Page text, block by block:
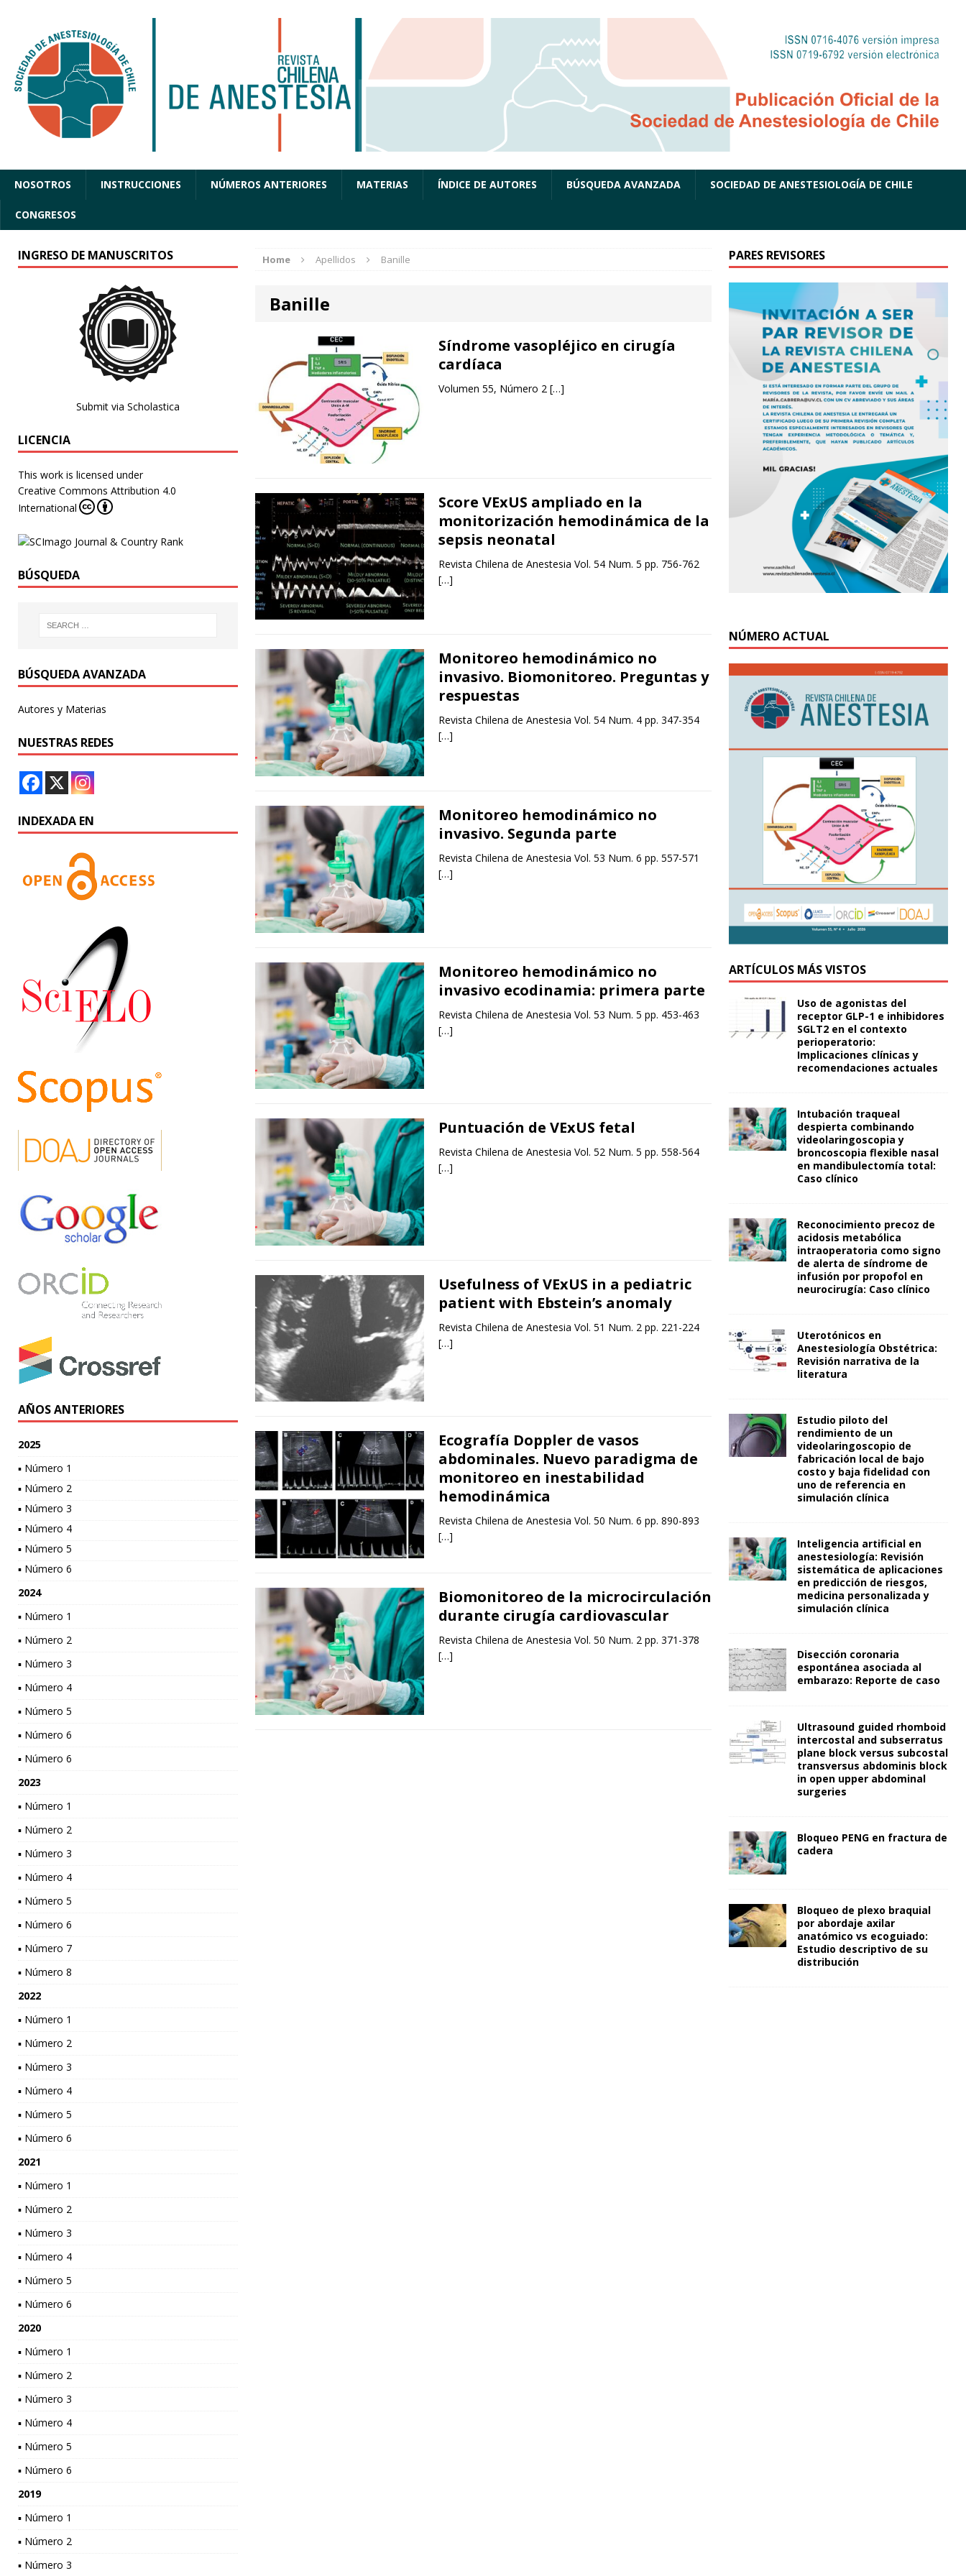
NOSOTROS INSTRUCCIONES NÚMEROS ANTERIORES MATERIAS ÍNDICE DE AUTORES BÚSQUEDA AVANZADA SOCIEDAD DE ANESTESIOLOGÍA DE CHILE
CONGRESOS
Home Apellidos Banille
Banille
Síndrome vasopléjico en cirugía
cardíaca
Volumen 55, Número 2 […]
Score VExUS ampliado en la
monitorización hemodinámica de la
sepsis neonatal
Revista Chilena de Anestesia Vol. 54 Num. 5 pp. 756-762
[…]
Monitoreo hemodinámico no
invasivo. Biomonitoreo. Preguntas y
respuestas
Revista Chilena de Anestesia Vol. 54 Num. 4 pp. 347-354
[…]
Monitoreo hemodinámico no
invasivo. Segunda parte
Revista Chilena de Anestesia Vol. 53 Num. 6 pp. 557-571
[…]
Monitoreo hemodinámico no
invasivo ecodinamia: primera parte
Revista Chilena de Anestesia Vol. 53 Num. 5 pp. 453-463
[…]
Puntuación de VExUS fetal
Revista Chilena de Anestesia Vol. 52 Num. 5 pp. 558-564
[…]
Usefulness of VExUS in a pediatric
patient with Ebstein’s anomaly
Revista Chilena de Anestesia Vol. 51 Num. 2 pp. 221-224
[…]
Ecografía Doppler de vasos
abdominales. Nuevo paradigma de
monitoreo en inestabilidad
hemodinámica
Revista Chilena de Anestesia Vol. 50 Num. 6 pp. 890-893
[…]
Biomonitoreo de la microcirculación
durante cirugía cardiovascular
Revista Chilena de Anestesia Vol. 50 Num. 2 pp. 371-378
[…]
INGRESO DE MANUSCRITOS
Submit via Scholastica
LICENCIA
This work is licensed under
Creative Commons Attribution 4.0
International
BÚSQUEDA
BÚSQUEDA AVANZADA
Autores y Materias
NUESTRAS REDES
INDEXADA EN
AÑOS ANTERIORES
2025
▪ Número 1
▪ Número 2
▪ Número 3
▪ Número 4
▪ Número 5
▪ Número 6
2024
▪ Número 1
▪ Número 2
▪ Número 3
▪ Número 4
▪ Número 5
▪ Número 6
▪ Número 6
2023
▪ Número 1
▪ Número 2
▪ Número 3
▪ Número 4
▪ Número 5
▪ Número 6
▪ Número 7
▪ Número 8
2022
▪ Número 1
▪ Número 2
▪ Número 3
▪ Número 4
▪ Número 5
▪ Número 6
2021
▪ Número 1
▪ Número 2
▪ Número 3
▪ Número 4
▪ Número 5
▪ Número 6
2020
▪ Número 1
▪ Número 2
▪ Número 3
▪ Número 4
▪ Número 5
▪ Número 6
2019
▪ Número 1
▪ Número 2
▪ Número 3
PARES REVISORES
NÚMERO ACTUAL
ARTÍCULOS MÁS VISTOS
Uso de agonistas del
receptor GLP-1 e inhibidores
SGLT2 en el contexto
perioperatorio:
Implicaciones clínicas y
recomendaciones actuales
Intubación traqueal
despierta combinando
videolaringoscopia y
broncoscopia flexible nasal
en mandibulectomía total:
Caso clínico
Reconocimiento precoz de
acidosis metabólica
intraoperatoria como signo
de alerta de síndrome de
infusión por propofol en
neurocirugía: Caso clínico
Uterotónicos en
Anestesiología Obstétrica:
Revisión narrativa de la
literatura
Estudio piloto del
rendimiento de un
videolaringoscopio de
fabricación local de bajo
costo y baja fidelidad con
uno de referencia en
simulación clínica
Inteligencia artificial en
anestesiología: Revisión
sistemática de aplicaciones
en predicción de riesgos,
medicina personalizada y
simulación clínica
Disección coronaria
espontánea asociada al
embarazo: Reporte de caso
Ultrasound guided rhomboid
intercostal and subserratus
plane block versus subcostal
transversus abdominis block
in open upper abdominal
surgeries
Bloqueo PENG en fractura de
cadera
Bloqueo de plexo braquial
por abordaje axilar
anatómico vs ecoguiado:
Estudio descriptivo de su
distribución